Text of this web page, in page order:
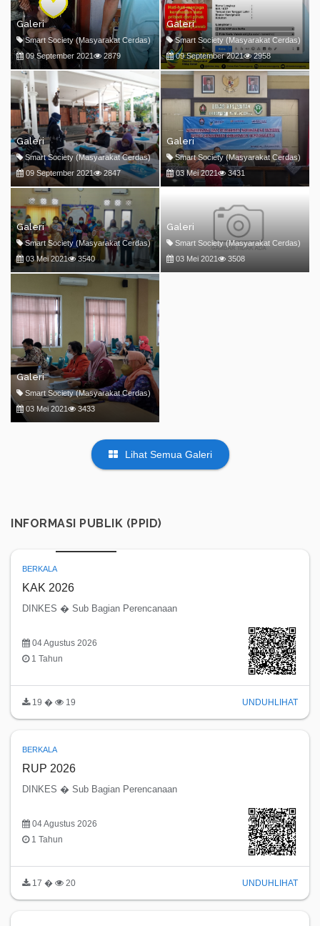
Galeri
Smart Society (Masyarakat Cerdas)
09 September 2021
2879
Galeri
Smart Society (Masyarakat Cerdas)
09 September 2021
2958
Galeri
Smart Society (Masyarakat Cerdas)
09 September 2021
2847
Galeri
Smart Society (Masyarakat Cerdas)
03 Mei 2021
3431
Galeri
Smart Society (Masyarakat Cerdas)
03 Mei 2021
3540
Galeri
Smart Society (Masyarakat Cerdas)
03 Mei 2021
3508
Galeri
Smart Society (Masyarakat Cerdas)
03 Mei 2021
3433
Lihat Semua Galeri
INFORMASI PUBLIK (PPID)
BERKALA
KAK 2026
DINKES � Sub Bagian Perencanaan
04 Agustus 2026
1 Tahun
19 � 19 UNDUH LIHAT
BERKALA
RUP 2026
DINKES � Sub Bagian Perencanaan
04 Agustus 2026
1 Tahun
17 � 20 UNDUH LIHAT